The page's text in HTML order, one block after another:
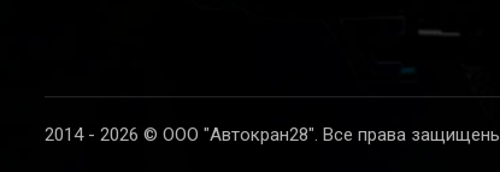
2014 - 2026 © ООО "Автокран28". Все права